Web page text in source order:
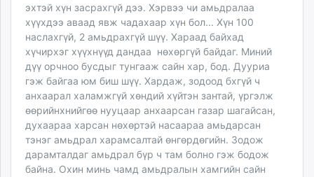
эхтэй хүн засрахгүй дээ. Хэрвээ чи амьдралаа
хүүхдээ аваад явж чадахаар хүн бол... Хүн 100
наслахгүй, 2 амьдрахгүй шүү. Хараад байхад
хүчирхэг хүүхнүүд дандаа нөхөргүй байдаг. Миний
дүү орчноо бусдыг тунгааж сайн хар, бод. Дууриа
гэж байгаа юм биш шүү. Хардаж, зодоод бхгүй ч
анхаарал халамжгүй хөндий хүйтэн зантай, үргэлж
өөрийнхнийгөө нууцаар анхаарсан газар шагайсан,
духаараа харсан нөхөртэй насаараа амьдарсан
тэнэг амьдрал харамсалтай өнгөрдөгийн. Зодож
дарамталдаг амьдрал бүр ч там болно гэж бодож
байна. Охин минь чамд амьдралын хамгийн сайн